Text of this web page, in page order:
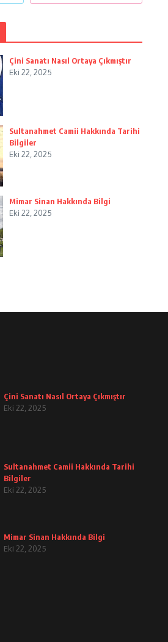
Çini Sanatı Nasıl Ortaya Çıkmıştır
Eki 22, 2025
Sultanahmet Camii Hakkında Tarihi
Bilgiler
Eki 22, 2025
Mimar Sinan Hakkında Bilgi
Eki 22, 2025
Çini Sanatı Nasıl Ortaya Çıkmıştır
Eki 22, 2025
Sultanahmet Camii Hakkında Tarihi
Bilgiler
Eki 22, 2025
Mimar Sinan Hakkında Bilgi
Eki 22, 2025